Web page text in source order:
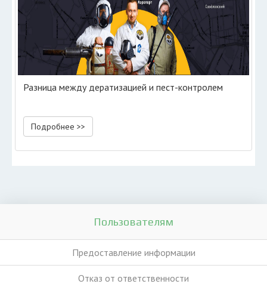
Разница между дератизацией и пест-контролем
Подробнее >>
Пользователям
Предоставление информации
Отказ от ответственности